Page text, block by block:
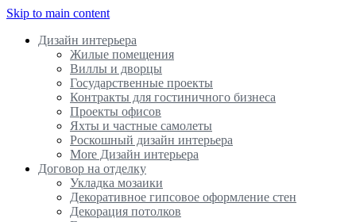
Skip to main content
Дизайн интерьера
Жилые помещения
Виллы и дворцы
Государственные проекты
Контракты для гостиничного бизнеса
Проекты офисов
Яхты и частные самолеты
Роскошный дизайн интерьера
More Дизайн интерьера
Договор на отделку
Укладка мозаики
Декоративное гипсовое оформление стен
Декорация потолков